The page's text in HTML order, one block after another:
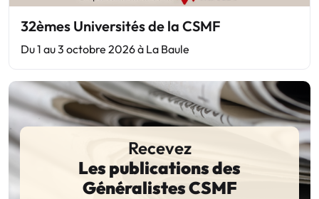
32èmes Universités de la CSMF
Du 1 au 3 octobre 2026 à La Baule
Recevez
Les publications des
Généralistes CSMF